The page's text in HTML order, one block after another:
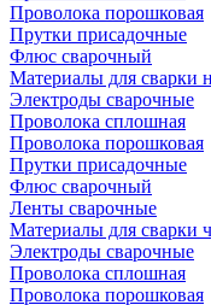
Проволока порошковая
Прутки присадочные
Флюс сварочный
Материалы для сварки
Электроды сварочные
Проволока сплошная
Проволока порошковая
Прутки присадочные
Флюс сварочный
Ленты сварочные
Материалы для сварки
Электроды сварочные
Проволока сплошная
Проволока порошковая